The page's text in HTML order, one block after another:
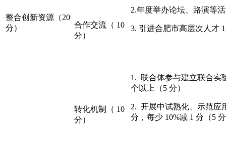
整合创新资源（20
分）
合作交流（ 10
分）
2.年度举办论坛、路演等
3. 引进合肥市高层次人才
转化机制（ 10
分）
1. 联合体参与建立联合实
个以上（5 分）
2. 开展中试熟化、示范应
分，每少 10%减 1 分（5